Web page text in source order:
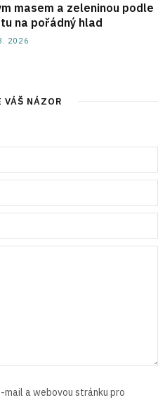
masem a zeleninou podle
na pořádný hlad
2026
VÁŠ NÁZOR
a webovou stránku pro